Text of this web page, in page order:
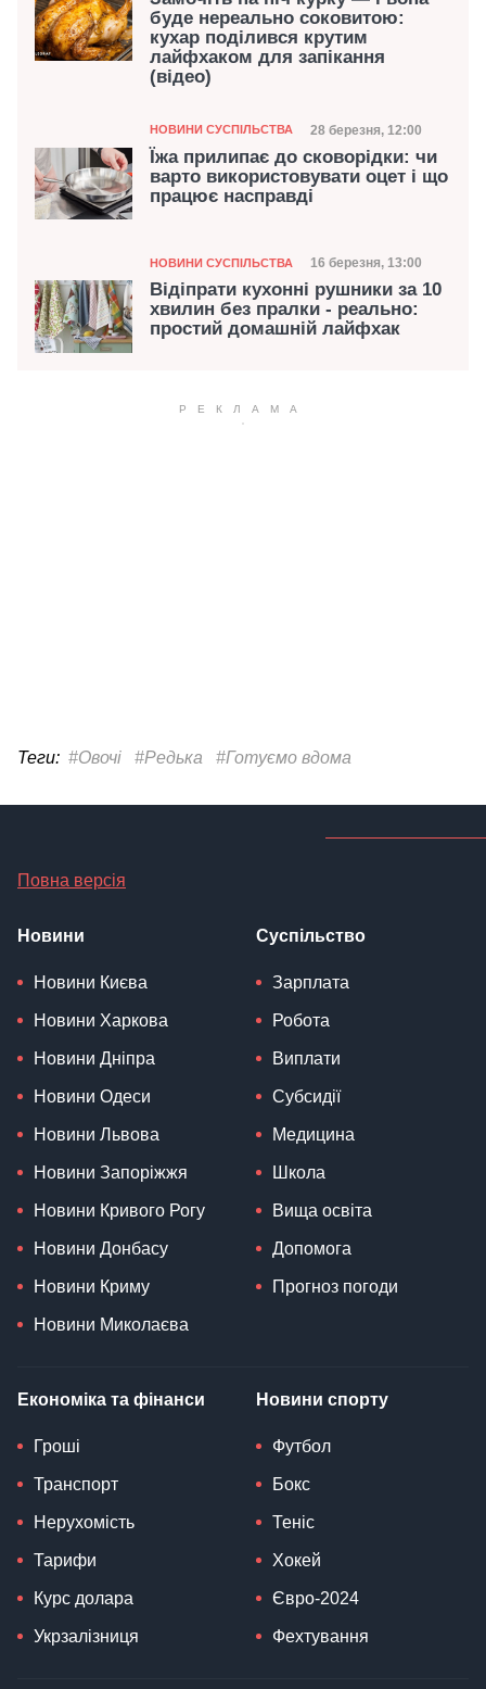
буде нереально соковитою:
кухар поділився крутим
лайфхаком для запікання
(відео)
Категорія
НОВИНИ СУСПІЛЬСТВА Дата публікації
28 березня, 12:00
Їжа прилипає до сковорідки: чи
варто використовувати оцет і що
працює насправді
Категорія
НОВИНИ СУСПІЛЬСТВА Дата публікації
16 березня, 13:00
Відіпрати кухонні рушники за 10
хвилин без пралки - реально:
простий домашній лайфхак
Теги: #Овочі #Редька #Готуємо вдома
Повна версія
Новини
Новини Києва
Новини Харкова
Новини Дніпра
Новини Одеси
Новини Львова
Новини Запоріжжя
Новини Кривого Рогу
Новини Донбасу
Новини Криму
Новини Миколаєва
Суспільство
Зарплата
Робота
Виплати
Субсидії
Медицина
Школа
Вища освіта
Допомога
Прогноз погоди
Економіка та фінанси
Гроші
Транспорт
Нерухомість
Тарифи
Курс долара
Укрзалізниця
Новини спорту
Футбол
Бокс
Теніс
Хокей
Євро-2024
Фехтування